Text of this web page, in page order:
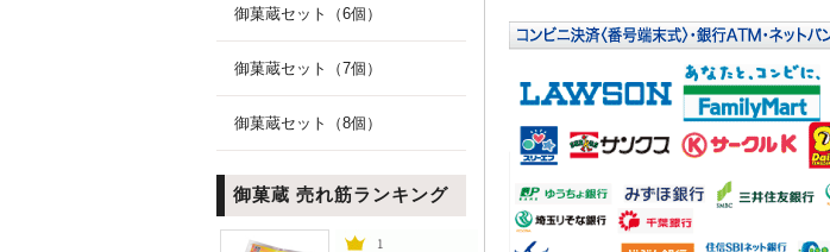
御菓蔵セット（6個）
御菓蔵セット（7個）
御菓蔵セット（8個）
御菓蔵 売れ筋ランキング